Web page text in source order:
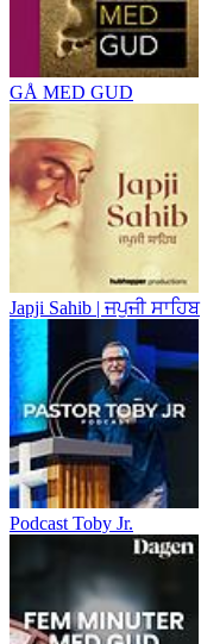
GÅ MED GUD
Japji Sahib | ਜਪੁਜੀ ਸਾਹਿਬ
Podcast Toby Jr.